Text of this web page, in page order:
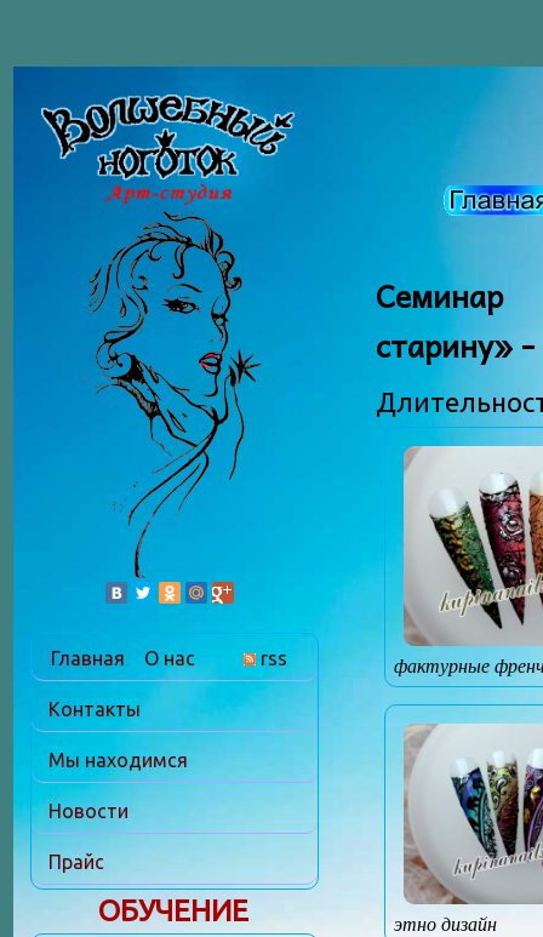
Семинар
старину»
фактурные
этно дизайн
Главная О нас rss
Контакты
Мы находимся
Новости
Прайс
ОБУЧЕНИЕ